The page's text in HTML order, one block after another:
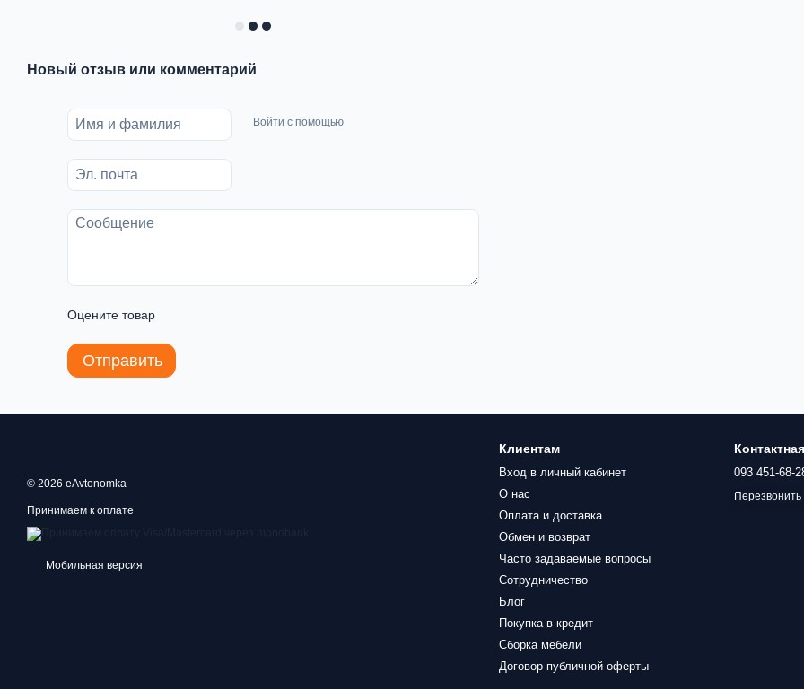
Новый отзыв или комментарий
Войти с помощью
Оцените товар
Отправить
© 2026 eAvtonomka
Принимаем к оплате
Мобильная версия
Клиентам
Вход в личный кабинет
О нас
Оплата и доставка
Обмен и возврат
Часто задаваемые вопросы
Сотрудничество
Блог
Покупка в кредит
Сборка мебели
Договор публичной оферты
093 451-68-